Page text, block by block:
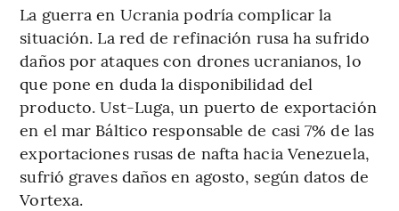
La guerra en Ucrania podría complicar la
situación. La red de refinación rusa ha sufrido
daños por ataques con drones ucranianos, lo
que pone en duda la disponibilidad del
producto. Ust-Luga, un puerto de exportación
en el mar Báltico responsable de casi 7% de las
exportaciones rusas de nafta hacia Venezuela,
sufrió graves daños en agosto, según datos de
Vortexa.